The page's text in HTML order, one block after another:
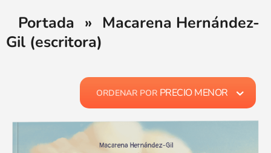
Portada » Macarena Hernández-
Gil (escritora)
ORDENAR POR PRECIO MENOR